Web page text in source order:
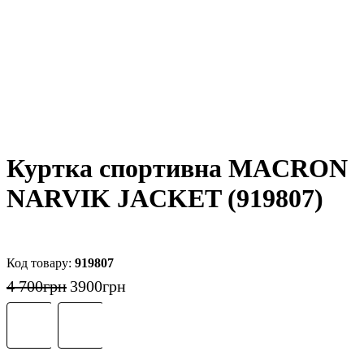
Куртка спортивна MACRON
NARVIK JACKET (919807)
919807
4 700грн 3900грн